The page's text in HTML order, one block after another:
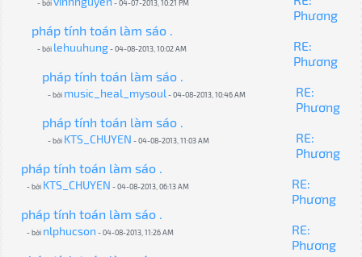
- bởi - 04-07-2013, 10:21 PM
Phương
pháp tính toán làm sáo .
- bởi lehuuhung- 04-08-2013, 10:02 AM
RE:
Phương
pháp tính toán làm sáo .
- bởi music_heal_mysoul- 04-08-2013, 10:46 AM
RE:
Phương
pháp tính toán làm sáo .
- bởi KTS_CHUYEN - 04-08-2013, 11:03 AM
RE:
Phương
pháp tính toán làm sáo .
- bởi KTS_CHUYEN - 04-08-2013, 06:13 AM
RE:
Phương
pháp tính toán làm sáo .
- bởi nlphucson - 04-08-2013, 11:26 AM
RE:
Phương